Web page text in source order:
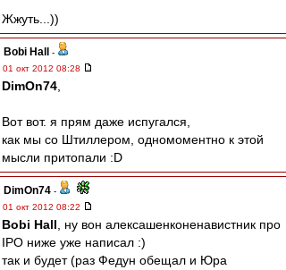
Жжуть...))
Bobi Hall
-
01 окт 2012 08:28
DimOn74
Вот вот. я прям даже испугался,
как мы со Штиллером, одномоментно к этой
мысли притопали :D
DimOn74 -
01 окт 2012 08:22
Bobi Hall , ну вон алексашенконенавистник про
IPO ниже уже написал :)
так и будет (раз Федун обещал и Юра